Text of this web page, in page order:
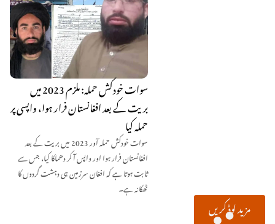
سوات خودکش حملہ: ملزم 2023 میں
بریت کے بعد افغانستان فرار ہوا، واپسی پر
حملہ کیا
سوات خودکش حملہ آور 2023 میں بریت کے بعد
افغانستان فرار ہوا اور واپس آ کر دھماکا کیا، جس سے
ثابت ہوتا ہے کہ افغان سرزمین ہی دہشت گردوں کا
ٹھکانہ ہے۔
مزید لوڈ کریں